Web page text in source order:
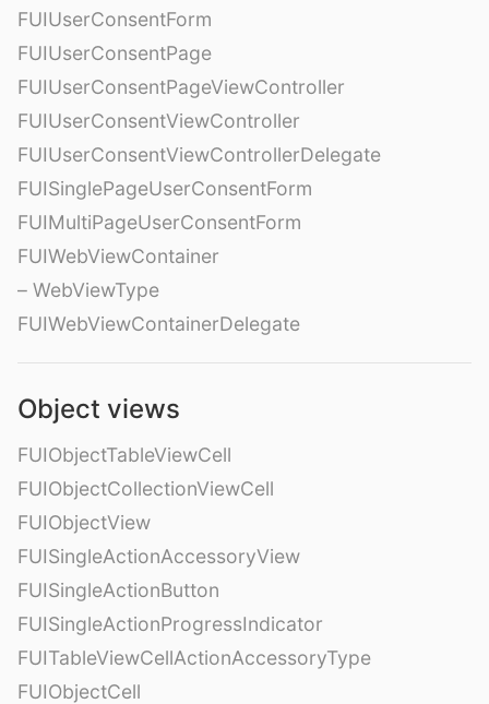
FUIUserConsentForm
FUIUserConsentPage
FUIUserConsentPageViewController
FUIUserConsentViewController
FUIUserConsentViewControllerDelegate
FUISinglePageUserConsentForm
FUIMultiPageUserConsentForm
FUIWebViewContainer
– WebViewType
FUIWebViewContainerDelegate
Object views
FUIObjectTableViewCell
FUIObjectCollectionViewCell
FUIObjectView
FUISingleActionAccessoryView
FUISingleActionButton
FUISingleActionProgressIndicator
FUITableViewCellActionAccessoryType
FUIObjectCell